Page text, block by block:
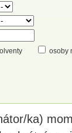
osoby
ka)